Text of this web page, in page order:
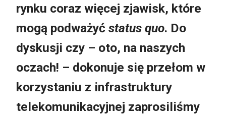
rynku coraz więcej zjawisk, które
mogą podważyć status quo. Do
dyskusji czy – oto, na naszych
oczach! – dokonuje się przełom w
korzystaniu z infrastruktury
telekomunikacyjnej zaprosiliśmy